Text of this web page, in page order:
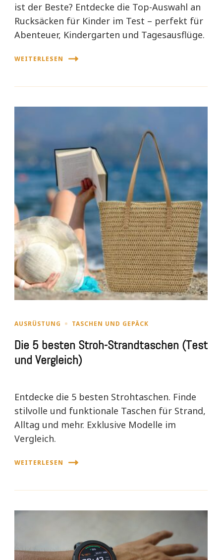
ist der Beste? Entdecke die Top-Auswahl an
Rucksäcken für Kinder im Test – perfekt für
Abenteuer, Kindergarten und Tagesausflüge.
WEITERLESEN
AUSRÜSTUNG TASCHEN UND GEPÄCK
Die 5 besten Stroh-Strandtaschen (Test
und Vergleich)
Entdecke die 5 besten Strohtaschen. Finde
stilvolle und funktionale Taschen für Strand,
Alltag und mehr. Exklusive Modelle im
Vergleich.
WEITERLESEN